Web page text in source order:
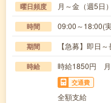
曜日頻度 月～金（週5
時間 09:00～18:00(
期間 【急募】即日
時給 時給1850円 月
交通費
全額支給